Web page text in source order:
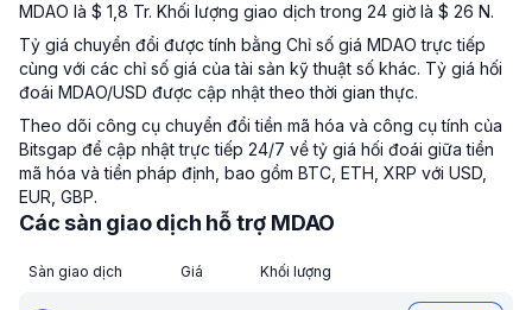
MDAO là $ 1,8 Tr. Khối lượng giao dịch trong 24 giờ là $ 26 N.
Tỷ giá chuyển đổi được tính bằng Chỉ số giá MDAO trực tiếp
cùng với các chỉ số giá của tài sản kỹ thuật số khác. Tỷ giá hối
đoái MDAO/USD được cập nhật theo thời gian thực.
Theo dõi công cụ chuyển đổi tiền mã hóa và công cụ tính của
Bitsgap để cập nhật trực tiếp 24/7 về tỷ giá hối đoái giữa tiền
mã hóa và tiền pháp định, bao gồm BTC, ETH, XRP với USD,
EUR, GBP.
Các sàn giao dịch hỗ trợ MDAO
Sàn giao dịch Giá Khối lượng